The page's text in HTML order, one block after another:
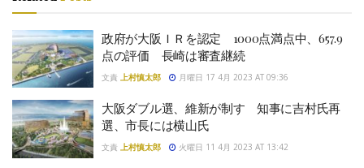
政府が大阪ＩＲを認定 1000点満点中、657.9
点の評価 長崎は審査継続
文責 上村慎太郎 月曜日 17 4月 2023 AT 09:36
大阪ダブル選、維新が制す 知事に吉村氏再
選、市長には横山氏
文責 上村慎太郎 火曜日 11 4月 2023 AT 13:42